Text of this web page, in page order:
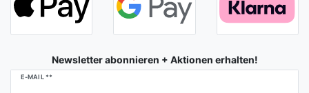
Newsletter abonnieren + Aktionen erhalten!
E-MAIL **
Newsletter